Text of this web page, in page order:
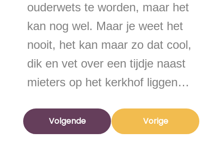
ouderwets te worden, maar het
kan nog wel. Maar je weet het
nooit, het kan maar zo dat cool,
dik en vet over een tijdje naast
mieters op het kerkhof liggen…
Volgende Vorige